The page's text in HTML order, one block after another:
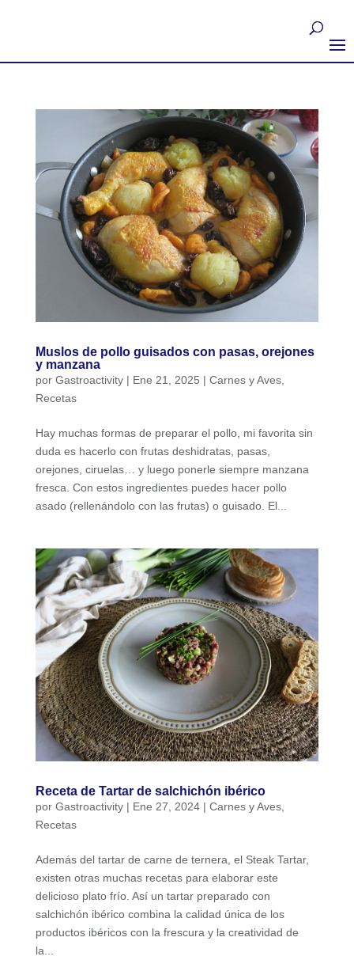
Muslos de pollo guisados con pasas, orejones
y manzana
por Gastroactivity| Ene 21, 2025 | Carnes y Aves,
Recetas
Hay muchas formas de preparar el pollo, mi favorita sin
duda es hacerlo con frutas deshidratas, pasas,
orejones, ciruelas… y luego ponerle siempre manzana
fresca. Con estos ingredientes puedes hacer pollo
asado (rellenándolo con las frutas) o guisado. El...
Receta de Tartar de salchichón ibérico
por Gastroactivity| Ene 27, 2024| Carnes y Aves,
Recetas
Además del tartar de carne de ternera, el Steak Tartar,
existen otras muchas recetas para elaborar este
delicioso plato frío. Así un tartar preparado con
salchichón ibérico combina la calidad única de los
productos ibéricos con la frescura y la creatividad de
la...